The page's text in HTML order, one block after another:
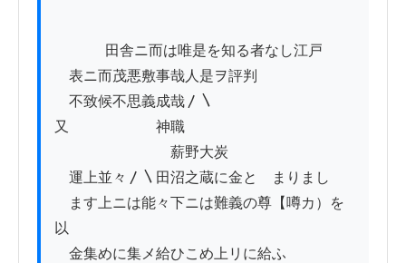
表ニ而茂悪敷事哉人是ヲ評判
不致候不思義成哉〳〵
又　　　　　　神職
薪野大炭
運上並々〳〵田沼之蔵に金とゝまりまし
ます上ニは能々下ニは難義の尊【噂カ）を
以
金集めに集メ給ひこめ上リに給ふ